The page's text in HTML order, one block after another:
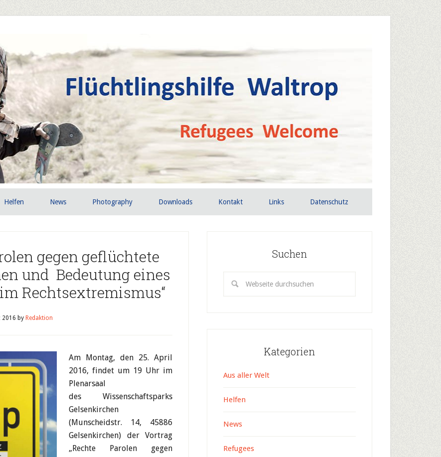
Helfen News Photography Downloads Kontakt Links Datenschutz
gegen geflüchtete
und Bedeutung eines
Rechtsextremismus“
2016 by Redaktion
Am Montag, den 25. April
2016, findet um 19 Uhr im
Plenarsaal
des Wissenschaftsparks
Gelsenkirchen
(Munscheidstr. 14, 45886
Gelsenkirchen) der Vortrag
„Rechte Parolen gegen
Suchen
Kategorien
Aus aller Welt
Helfen
News
Refugees